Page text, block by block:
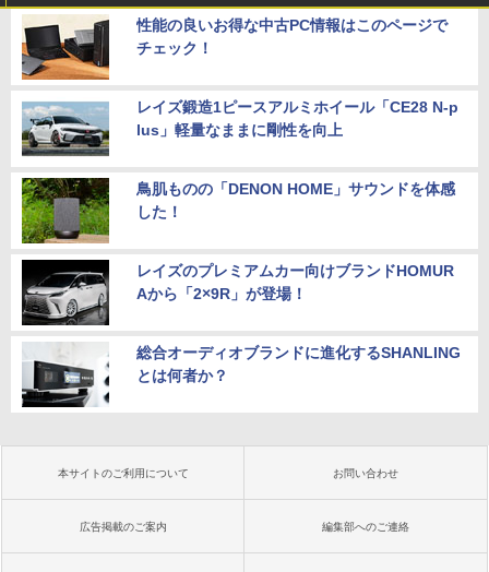
性能の良いお得な中古PC情報はこのページで
チェック！
レイズ鍛造1ピースアルミホイール「CE28 N-p
lus」軽量なままに剛性を向上
鳥肌ものの「DENON HOME」サウンドを体感
した！
レイズのプレミアムカー向けブランドHOMUR
Aから「2×9R」が登場！
総合オーディオブランドに進化するSHANLING
とは何者か？
本サイトのご利用について お問い合わせ
広告掲載のご案内 編集部へのご連絡